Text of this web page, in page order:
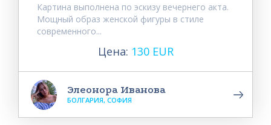
Картина выполнена по эскизу вечернего акта.
Мощный образ женской фигуры в стиле
современного...
Цена: 130 EUR
Элеонора Иванова
БОЛГАРИЯ, СОФИЯ